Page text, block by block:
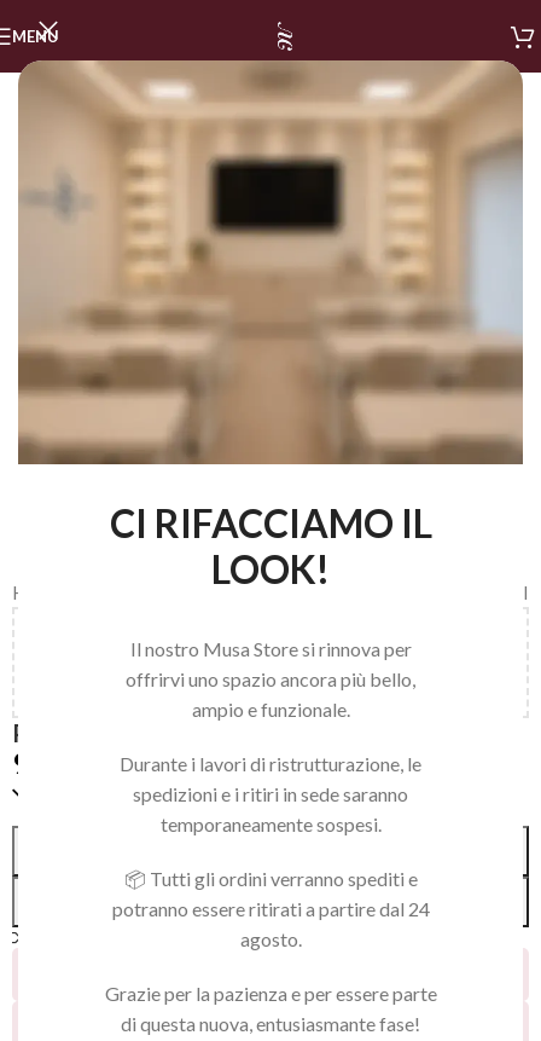
CI RIFACCIAMO IL
LOOK!
Il nostro Musa Store si rinnova per
offrirvi uno spazio ancora più bello,
ampio e funzionale.
Durante i lavori di ristrutturazione, le
spedizioni e i ritiri in sede saranno
temporaneamente sospesi.
📦 Tutti gli ordini verranno spediti e
potranno essere ritirati a partire dal 24
agosto.
Grazie per la pazienza e per essere parte
di questa nuova, entusiasmante fase!
MENU
Home ACCESSORI VARI
150,00€al carrello e ottieni la spedizione
PALETTE NAIL ART BLACK
9,90
Solo 1 pezzi disponibili
ACQUISTA SUBITO
Aggiungi alla lista dei desideri
Prodotti venduti negli ultimi 2 giorni